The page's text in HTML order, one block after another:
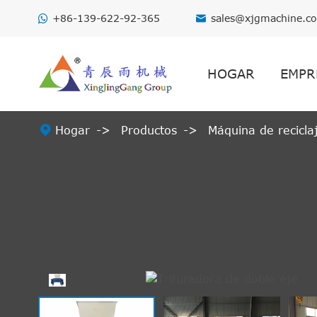
+86-139-622-92-365 
HOGAR
 Hogar Productos Máquina de